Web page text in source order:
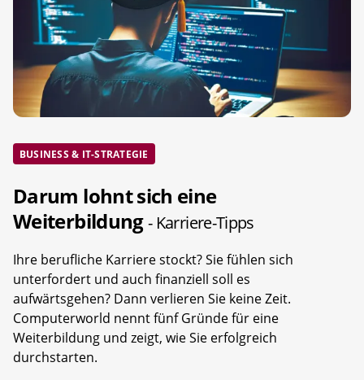
BUSINESS & IT-STRATEGIE
Darum lohnt sich eine
Weiterbildung- Karriere-Tipps
Ihre berufliche Karriere stockt? Sie fühlen sich
unterfordert und auch finanziell soll es
aufwärtsgehen? Dann verlieren Sie keine Zeit.
Computerworld nennt fünf Gründe für eine
Weiterbildung und zeigt, wie Sie erfolgreich
durchstarten.